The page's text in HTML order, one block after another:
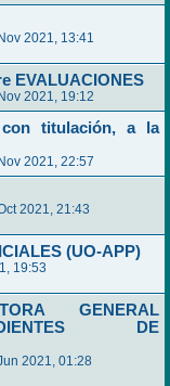
2021, 13:41
EVALUACIONES
2021, 19:12
titulación, a la
2021, 22:57
2021, 21:43
(UO-APP)
19:53
GENERAL
DE
2021, 01:28